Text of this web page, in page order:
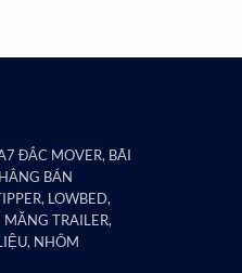
ĐẮC MOVER, BÃI
BÁN
LOWBED,
TRAILER,
NHÔM